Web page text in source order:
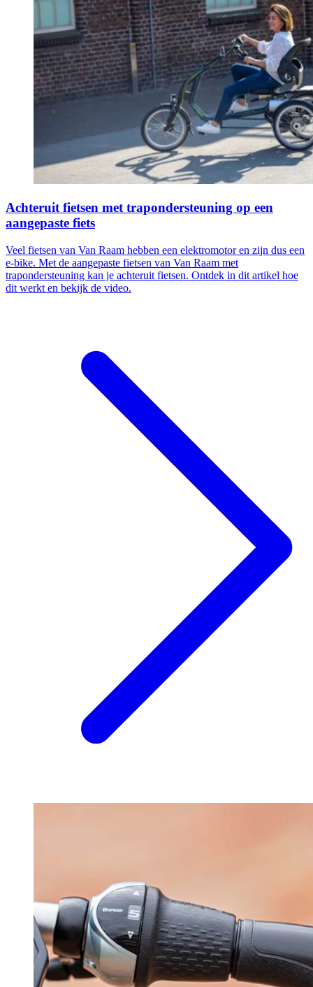
Achteruit fietsen met trapondersteuning op een
aangepaste fiets
Veel fietsen van Van Raam hebben een elektromotor en zijn dus een
e-bike. Met de aangepaste fietsen van Van Raam met
trapondersteuning kan je achteruit fietsen. Ontdek in dit artikel hoe
dit werkt en bekijk de video.